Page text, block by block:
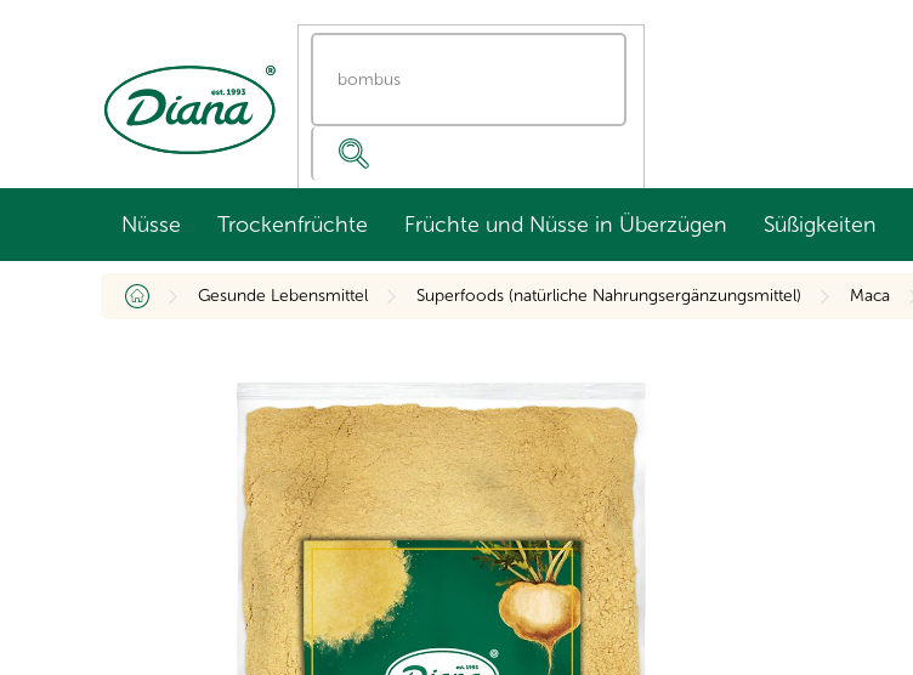
Nüsse Trockenfrüchte Früchte und Nüsse in Überzügen Süßigkeiten
StartseiteGesunde Lebensmittel Superfoods (natürliche Nahrungsergänzungsmittel) Maca